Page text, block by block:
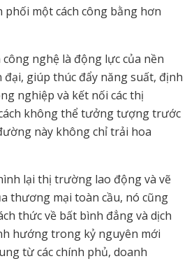
một cách công bằng hơn
nghệ là động lực của nền
giúp thúc đẩy năng suất, định
nghiệp và kết nối các thị
không thể tưởng tượng trước
này không chỉ trải hoa
lại thị trường lao động và vẽ
thương mại toàn cầu, nó cũng
thức về bất bình đẳng và dịch
hướng trong kỷ nguyên mới
từ các chính phủ, doanh